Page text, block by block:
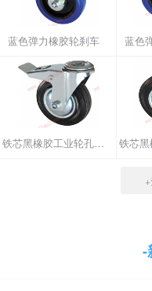
蓝色弹力橡胶轮刹车 蓝色
铁芯黑橡胶工业轮孔顶刹车
-